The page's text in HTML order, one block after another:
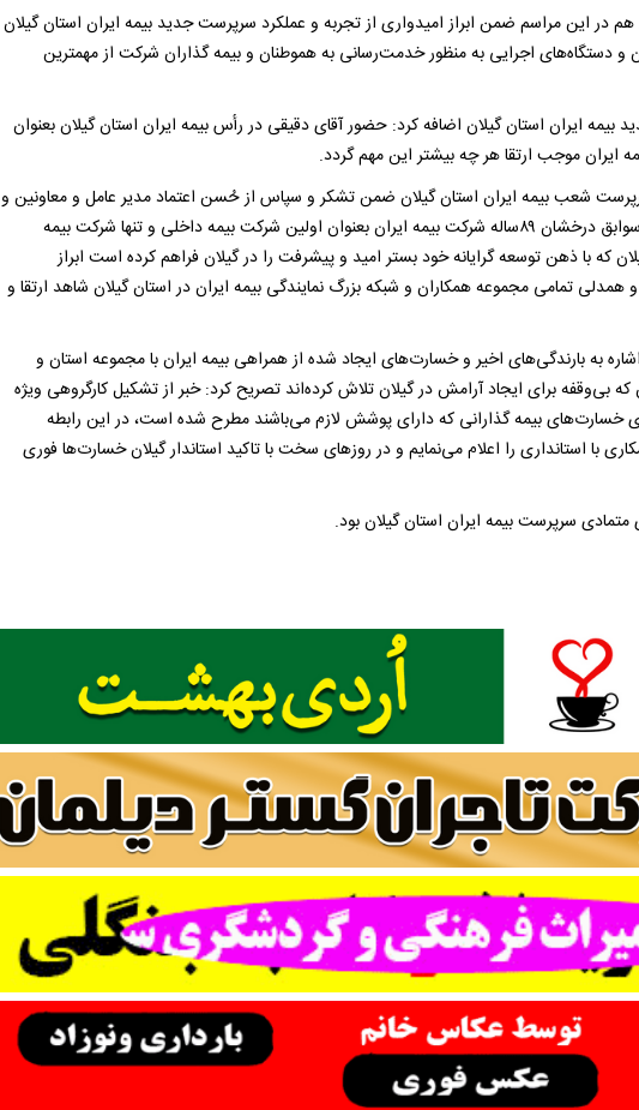
در این مراسم ضمن ابراز امیدواری از تجربه و عملکرد سرپرست جدید بیمه ایران استان گیلان
و دستگاه‌های اجرایی به منظور خدمت‌رسانی به هموطنان و بیمه گذاران شرکت از مهمترین
بیمه ایران استان گیلان اضافه کرد: حضور آقای دقیقی در رأس بیمه ایران استان گیلان بعنوان
ایران موجب ارتقا هر چه بیشتر این مهم گردد.
شعب بیمه ایران استان گیلان ضمن تشکر و سپاس از حُسن اعتماد مدیر عامل و معاونین و
هیئت مدیره شرکت بیمه ایران با اشاره به سوابق درخشان ۸۹‌ساله شرکت بیمه ایران بعنوان اولین شرکت بیمه داخلی و تنها شرکت بیمه
که با ذهن توسعه گرایانه خود بستر امید و پیشرفت را در گیلان فراهم کرده است ابراز
تمامی مجموعه همکاران و شبکه بزرگ نمایندگی بیمه ایران در استان گیلان شاهد ارتقا و
به بارندگی‌های اخیر و خسارت‌های ایجاد شده از همراهی بیمه ایران با مجموعه استان و
بی‌وقفه برای ایجاد آرامش در گیلان تلاش کرده‌اند تصریح کرد: خبر از تشکیل کارگروهی ویژه
خسارت‌های بیمه گذارانی که دارای پوشش لازم می‌باشند مطرح شده است، در این رابطه
با استانداری را اعلام می‌نمایم و در روزهای سخت با تاکید استاندار گیلان خسارت‌ها فوری
سرپرست بیمه ایران استان گیلان بود.